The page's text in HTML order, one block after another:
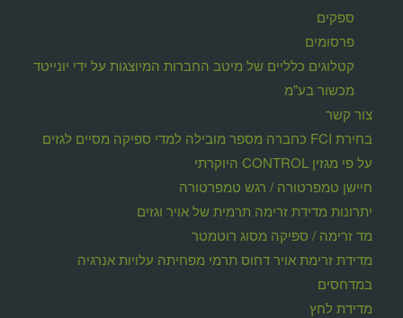
ספקים
פרסומים
קטלוגים כלליים של מיטב החברות המיוצגות על ידי יונייטד
מכשור בע"מ
צור קשר
בחירת FCI כחברה מספר מובילה למדי ספיקה מסיים לגזים
על פי מגזין CONTROL היוקרתי
חיישן טמפרטורה / רגש טמפרטורה
יתרונות מדידת זרימה תרמית של אויר וגזים
מד זרימה / ספיקה מסוג רוטמטר
מדידת זרימת אויר דחוס תרמי מפחיתה עלויות אנרגיה
במדחסים
מדידת לחץ